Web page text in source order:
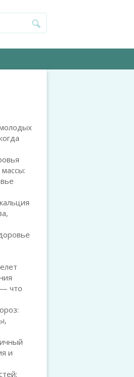
— что
и